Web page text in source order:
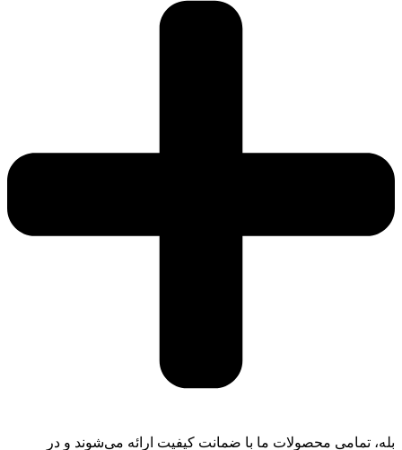
بله، تمامی محصولات ما با ضمانت کیفیت ارائه می‌شوند و در